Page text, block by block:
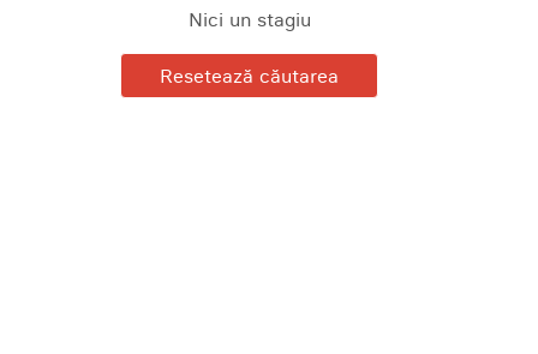
Nici un stagiu
Resetează căutarea